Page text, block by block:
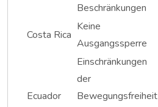
Beschränkungen
Costa Rica
Keine
Ausgangssperre
Ecuador
Einschränkungen
der
Bewegungsfreiheit